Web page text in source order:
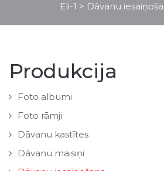
Eli-1 > Dāvanu
Produkcija
Foto albumi
Foto rāmji
Dāvanu kastītes
Dāvanu maisiņi